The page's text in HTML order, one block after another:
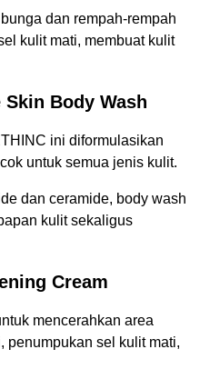
dan rempah-rempah
kulit mati, membuat kulit
Skin Body Wash
ini diformulasikan
untuk semua jenis kulit.
dan ceramide, body wash
kulit sekaligus
Cream
mencerahkan area
penumpukan sel kulit mati,